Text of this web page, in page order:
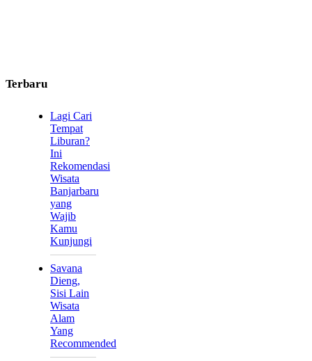
Terbaru
Lagi Cari
Tempat
Liburan?
Ini
Rekomendasi
Wisata
Banjarbaru
yang
Wajib
Kamu
Kunjungi
Savana
Dieng,
Sisi Lain
Wisata
Alam
Yang
Recommended